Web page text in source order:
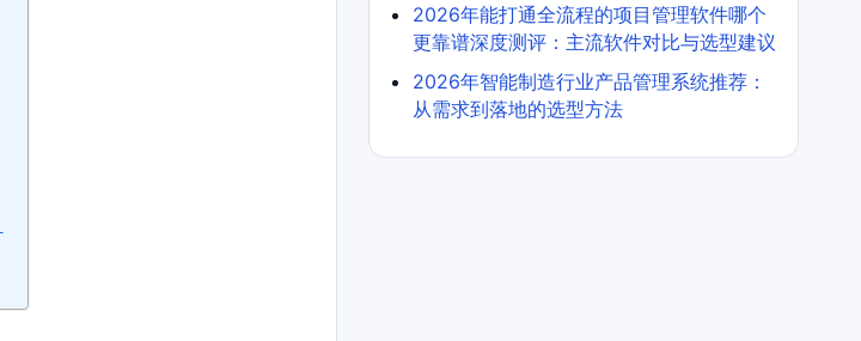
2026年能打通全流程的项目管理软件哪个
更靠谱深度测评：主流软件对比与选型建议
2026年智能制造行业产品管理系统推荐：
从需求到落地的选型方法